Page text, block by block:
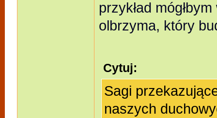
przykład
olbrzyma, który
Cytuj:
Sagi
naszych